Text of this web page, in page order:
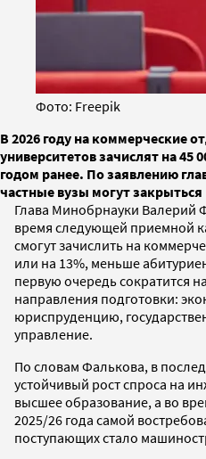
Фото: Freepik
В 2026 году на коммерческие
университетов зачислят на 45
годом ранее. По заявлению
частные вузы могут закрыться
Глава Минобрнауки Валерий
время следующей приемной
смогут зачислить на
или на 13%, меньше
первую очередь сократится
направления подготовки:
юриспруденцию,
управление.
По словам Фалькова, в
устойчивый рост спроса на
высшее образование, а во
2025/26 года самой
поступающих стало